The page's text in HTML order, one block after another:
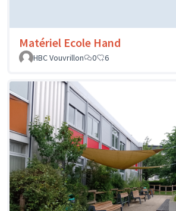
Matériel Ecole Hand
HBC Vouvrillon
0 6